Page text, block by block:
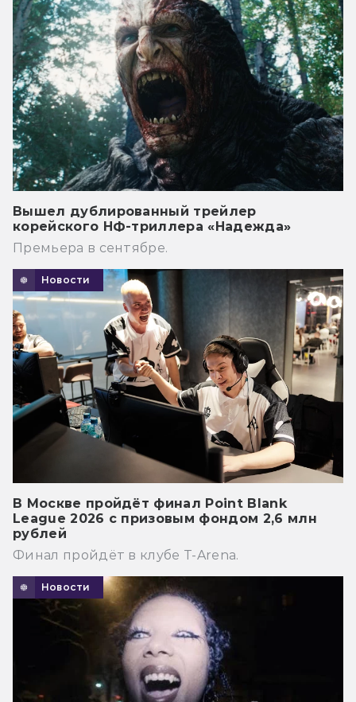
Вышел дублированный трейлер
корейского НФ-триллера «Надежда»
Премьера в сентябре.
Новости
В Москве пройдёт финал Point Blank
League 2026 с призовым фондом 2,6 млн
рублей
Финал пройдёт в клубе T-Arena.
Новости